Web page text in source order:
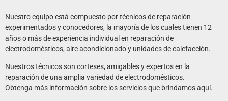
Nuestro equipo está compuesto por técnicos de reparación
experimentados y conocedores, la mayoría de los cuales tienen 12
años o más de experiencia individual en reparación de
electrodomésticos, aire acondicionado y unidades de calefacción.
Nuestros técnicos son corteses, amigables y expertos en la
reparación de una amplia variedad de electrodomésticos.
Obtenga más información sobre los servicios que brindamos aquí.